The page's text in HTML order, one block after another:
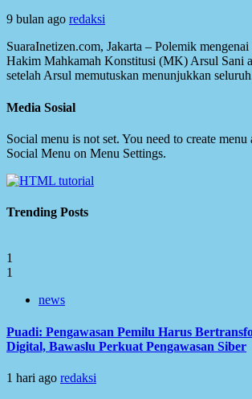
9 bulan ago redaksi
SuaraInetizen.com, Jakarta – Polemik
Hakim Mahkamah Konstitusi (MK) Arsul Sani
setelah Arsul memutuskan menunjukkan
Media Sosial
Social menu is not set. You need to create menu
Social Menu on Menu Settings.
Trending Posts
1
1
news
Puadi: Pengawasan Pemilu Harus
Digital, Bawaslu Perkuat Pengawasan Siber
1 hari ago redaksi